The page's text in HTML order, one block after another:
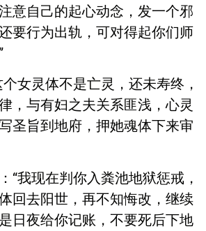
意自己的起心动念，发一个邪
要行为出轨，可对得起你们师
女灵体不是亡灵，还未寿终，
，与有妇之夫关系匪浅，心灵
圣旨到地府，押她魂体下来审
“我现在判你入粪池地狱惩戒，
回去阳世，再不知悔改，继续
日夜给你记账，不要死后下地